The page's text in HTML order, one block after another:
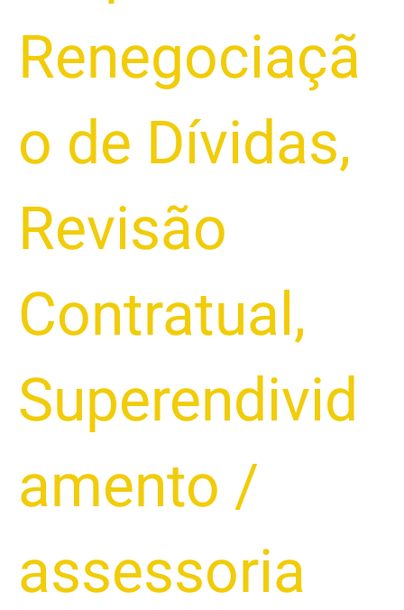
Renegociaçã
o de Dívidas,
Revisão
Contratual ,
Superendivid
amento /
assessoria